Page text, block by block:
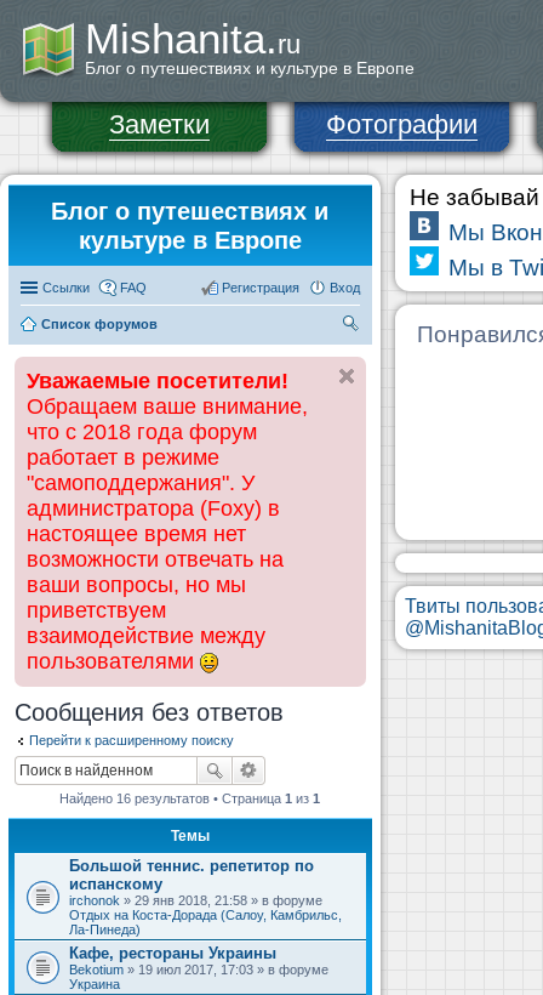
Mishanita.ru
Блог о путешествиях и культуре в Европе
Заметки Фотографии
Блог о путешествиях и
культуре в Европе
Ссылки FAQ Вход
Регистрация
Список форумов
ск
Уважаемые посетители!
Обращаем ваше внимание,
что с 2018 года форум
работает в режиме
"самоподдержания". У
администратора (Foxy) в
настоящее время нет
возможности отвечать на
ваши вопросы, но мы
приветствуем
взаимодействие между
пользователями
Сообщения без ответов
Перейти к расширенному поиску
Найдено 16 результатов • Страница1 из1
Темы
Большой теннис. репетитор по
испанскому
irchonok » 29 янв 2018, 21:58 » в форуме
Отдых на Коста-Дорада (Салоу, Камбрильс,
Ла-Пинеда)
Кафе, рестораны Украины
Bekotium » 19 июл 2017, 17:03 » в форуме
Украина
Не забывай
Мы
Мы в
Твиты